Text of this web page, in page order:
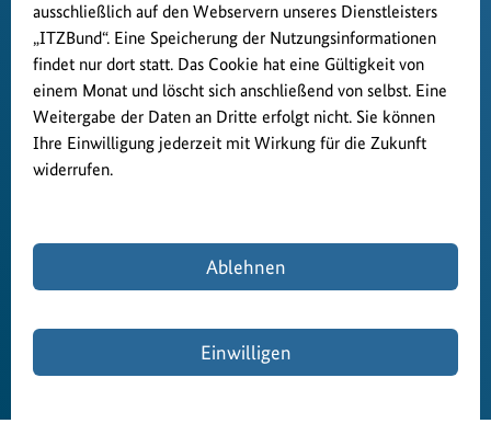
ausschließlich auf den Webservern unseres Dienstleisters
„ITZBund“. Eine Speicherung der Nutzungsinformationen
findet nur dort statt. Das Cookie hat eine Gültigkeit von
einem Monat und löscht sich anschließend von selbst. Eine
Weitergabe der Daten an Dritte erfolgt nicht. Sie können
Ihre Einwilligung jederzeit mit Wirkung für die Zukunft
widerrufen.
Ablehnen
Einwilligen